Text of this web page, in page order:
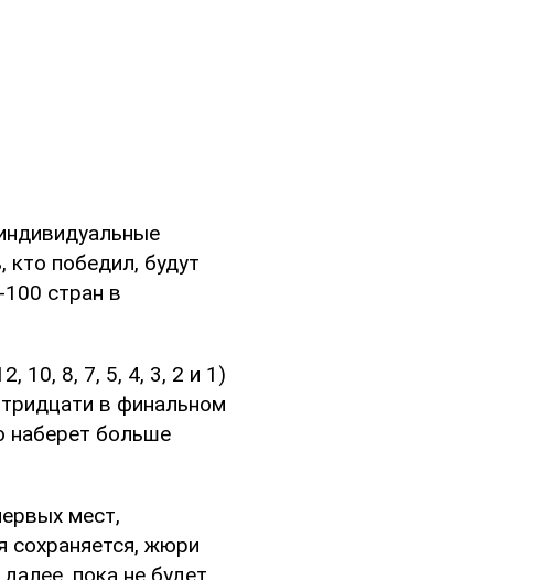
кто победил, будут
стран в
10, 8, 7, 5, 4, 3, 2 и 1)
в финальном
наберет больше
мест,
сохраняется, жюри